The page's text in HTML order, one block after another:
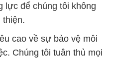
lực để chúng tôi không
thiện.
cao về sự bảo vệ môi
Chúng tôi tuân thủ mọi